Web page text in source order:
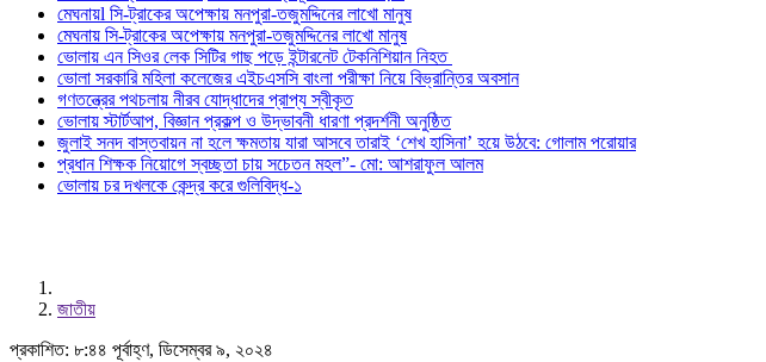
মেঘনায়l সি-ট্রাকের অপেক্ষায় মনপুরা-তজুমদ্দিনের লাখো মানুষ
মেঘনায় সি-ট্রাকের অপেক্ষায় মনপুরা-তজুমদ্দিনের লাখো মানুষ
ভোলায় এন সিওর লেক সিটির গাছ পড়ে ইন্টারনেট টেকনিশিয়ান নিহত
ভোলা সরকারি মহিলা কলেজের এইচএসসি বাংলা পরীক্ষা নিয়ে বিভ্রান্তির অবসান
গণতন্ত্রের পথচলায় নীরব যোদ্ধাদের প্রাপ্য স্বীকৃত
ভোলায় স্টার্টআপ, বিজ্ঞান প্রকল্প ও উদ্ভাবনী ধারণা প্রদর্শনী অনুষ্ঠিত
জুলাই সনদ বাস্তবায়ন না হলে ক্ষমতায় যারা আসবে তারাই ‘শেখ হাসিনা’ হয়ে উঠবে: গোলাম পরোয়ার
প্রধান শিক্ষক নিয়োগে স্বচ্ছতা চায় সচেতন মহল”- মো: আশরাফুল আলম
ভোলায় চর দখলকে কেন্দ্র করে গুলিবিদ্ধ-১
জাতীয়
প্রকাশিত: ৮:৪৪ পূর্বাহ্ণ, ডিসেম্বর ৯, ২০২৪